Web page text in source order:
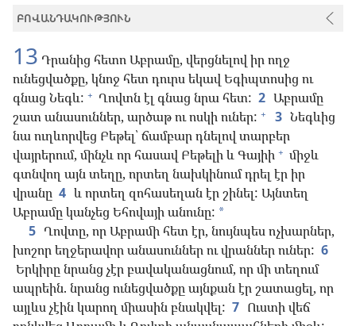
ԲՈՎԱՆԴԱԿՈՒԹՅՈՒՆ
13 Դրանից հետո Աբրամը, վերցնելով իր ողջ
ունեցվածքը, կնոջ հետ դուրս եկավ Եգիպտոսից ու
գնաց Նեգև: + Ղովտն էլ գնաց նրա հետ: 2 Աբրամը
շատ անասուններ, արծաթ ու ոսկի ուներ: + 3 Նեգևից
նա ուղևորվեց Բեթել՝ ճամբար դնելով տարբեր
վայրերում, մինչև որ հասավ Բեթելի և Գայիի + միջև
գտնվող այն տեղը, որտեղ նախկինում դրել էր իր
վրանը 4 և որտեղ զոհասեղան էր շինել: Այնտեղ
Աբրամը կանչեց Եհովայի անունը: *
5 Ղովտը, որ Աբրամի հետ էր, նույնպես ոչխարներ,
խոշոր եղջերավոր անասուններ ու վրաններ ուներ: 6
Երկիրը նրանց չէր բավականացնում, որ մի տեղում
ապրեին. նրանց ունեցվածքը այնքան էր շատացել, որ
այլևս չէին կարող միասին բնակվել: 7 Ուստի վեճ